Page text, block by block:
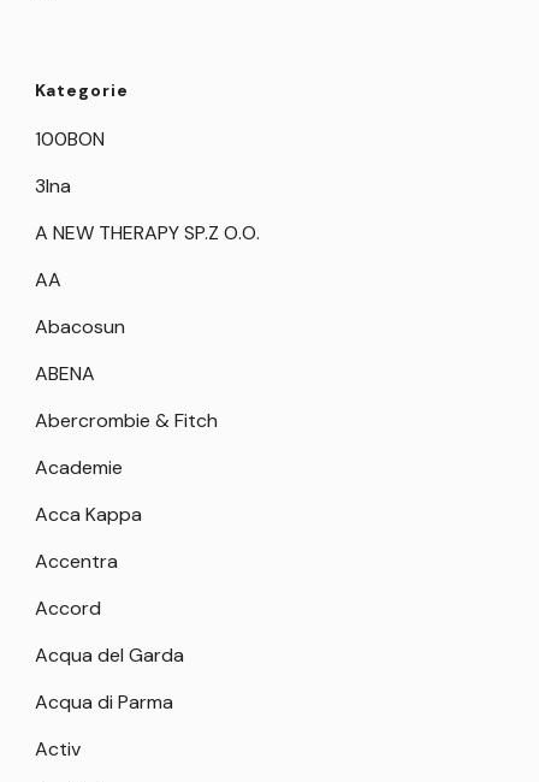
Kategorie
100BON
3Ina
A NEW THERAPY SP.Z O.O.
AA
Abacosun
ABENA
Abercrombie & Fitch
Academie
Acca Kappa
Accentra
Accord
Acqua del Garda
Acqua di Parma
Activ